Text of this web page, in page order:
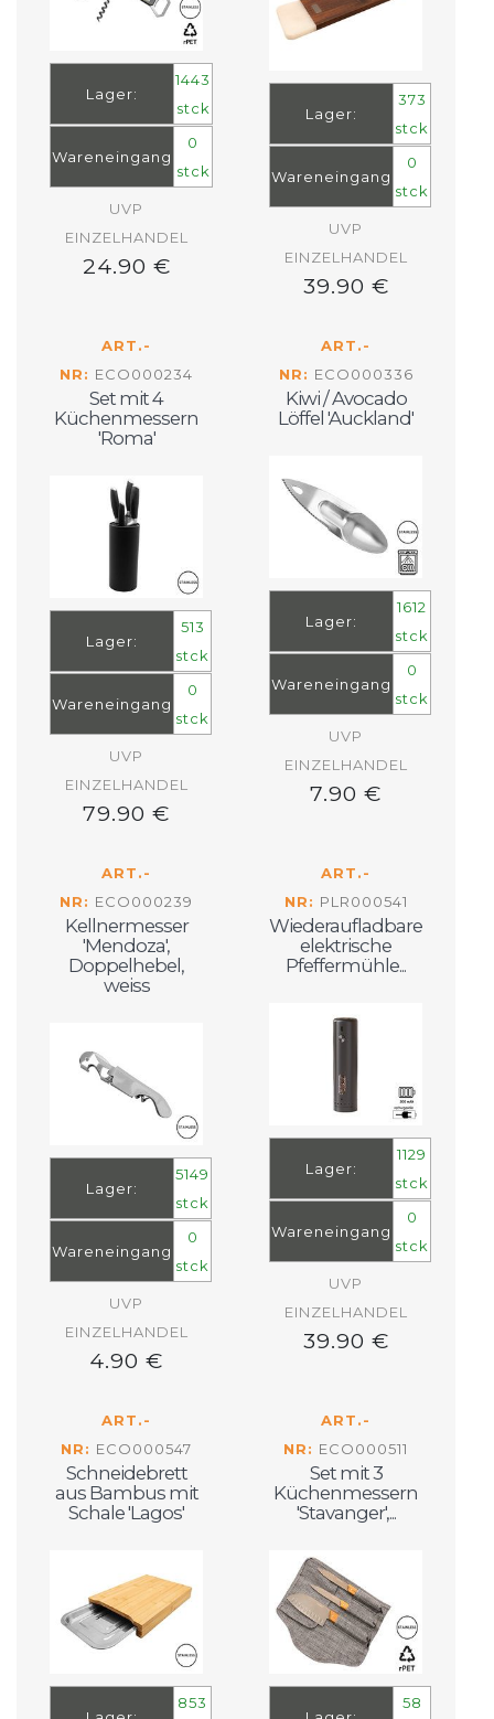
Lager:
1443
stck
Wareneingang
0
stck
UVP
EINZELHANDEL
24.90 €
Lager:
373
stck
Wareneingang
0
stck
UVP
EINZELHANDEL
39.90 €
ART.-
NR: ECO000234
Set mit 4
Küchenmessern
'Roma'
Lager:
513
stck
Wareneingang
0
stck
UVP
EINZELHANDEL
79.90 €
ART.-
NR: ECO000336
Kiwi / Avocado
Löffel 'Auckland'
Lager:
1612
stck
Wareneingang
0
stck
UVP
EINZELHANDEL
7.90 €
ART.-
NR: ECO000239
Kellnermesser
'Mendoza',
Doppelhebel,
weiss
Lager:
5149
stck
Wareneingang
0
stck
UVP
EINZELHANDEL
4.90 €
ART.-
NR: PLR000541
Wiederaufladbare
elektrische
Pfeffermühle...
Lager:
1129
stck
Wareneingang
0
stck
UVP
EINZELHANDEL
39.90 €
ART.-
NR: ECO000547
Schneidebrett
aus Bambus mit
Schale 'Lagos'
853
ART.-
NR: ECO000511
Set mit 3
Küchenmessern
'Stavanger',...
58